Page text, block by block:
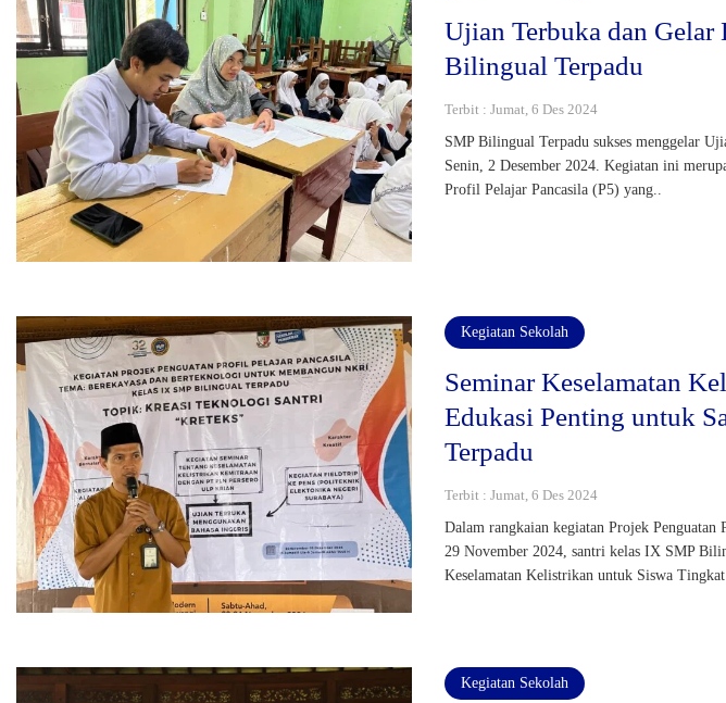
Ujian Terbuka dan
Bilingual Terpadu
Terbit : Jumat, 6 Des 2024
SMP Bilingual Terpadu sukses menggelar
Senin, 2 Desember 2024. Kegiatan ini
Profil Pelajar Pancasila (P5) yang..
Kegiatan Sekolah
Seminar Keselamatan
Edukasi Penting untuk
Terpadu
Terbit : Jumat, 6 Des 2024
Dalam rangkaian kegiatan Projek
29 November 2024, santri kelas IX SMP
Keselamatan Kelistrikan untuk Siswa
Kegiatan Sekolah